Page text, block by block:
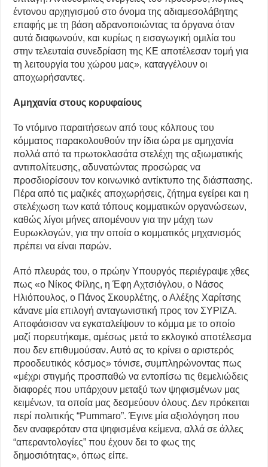
έντονου αρχηγισμού στο όνομα της αδιαμεσολάβητης
επαφής με τη βάση αδρανοποιώντας τα όργανα όταν
αυτά διαφωνούν, και κυρίως η εισαγωγική ομιλία του
στην τελευταία συνεδρίαση της ΚΕ αποτέλεσαν τομή για
τη λειτουργία του χώρου μας», καταγγέλουν οι
αποχωρήσαντες.
Αμηχανία στους κορυφαίους
Το ντόμινο παραιτήσεων από τους κόλπους του
κόμματος παρακολουθούν την ίδια ώρα με αμηχανία
πολλά από τα πρωτοκλασάτα στελέχη της αξιωματικής
αντιπολίτευσης, αδυνατώντας προσώρας να
προσδιορίσουν τον κοινωνικό αντίκτυπο της διάσπασης.
Πέρα από τις μαζικές αποχωρήσεις, ζήτημα εγείρει και η
στελέχωση των κατά τόπους κομματικών οργανώσεων,
καθώς λίγοι μήνες απομένουν για την μάχη των
Ευρωκλογών, για την οποία ο κομματικός μηχανισμός
πρέπει να είναι παρών.
Από πλευράς του, ο πρώην Υπουργός περιέγραψε χθες
πως «ο Νίκος Φίλης, η Έφη Αχτσιόγλου, ο Νάσος
Ηλιόπουλος, ο Πάνος Σκουρλέτης, ο Αλέξης Χαρίτσης
κάνανε μία επιλογή ανταγωνιστική προς τον ΣΥΡΙΖΑ.
Αποφάσισαν να εγκαταλείψουν το κόμμα με το οποίο
μαζί πορευτήκαμε, αμέσως μετά το εκλογικό αποτέλεσμα
που δεν επιθυμούσαν. Αυτό ας το κρίνει ο αριστερός
προοδευτικός κόσμος» τόνισε, συμπληρώνοντας πως
«μέχρι στιγμής προσπαθώ να εντοπίσω τις θεμελιώδεις
διαφορές που υπάρχουν μεταξύ των ψηφισμένων μας
κειμένων, τα οποία μας δεσμεύουν όλους. Δεν πρόκειται
περί πολιτικής “Pummaro”. Έγινε μία αξιολόγηση που
δεν αναφερόταν στα ψηφισμένα κείμενα, αλλά σε άλλες
“απεραντολογίες” που έχουν δει το φως της
δημοσιότητας», όπως είπε.